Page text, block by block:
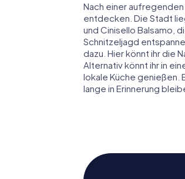
Nach einer
entdecken. Die Stadt
und Cinisello Balsamo,
Schnitzeljagd
dazu. Hier könnt ihr die
Alternativ könnt ihr in
lokale Küche genießen.
lange in Erinnerung